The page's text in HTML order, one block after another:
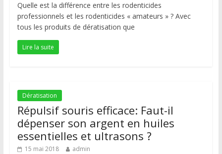
Quelle est la différence entre les rodenticides
professionnels et les rodenticides « amateurs » ? Avec
tous les produits de dératisation que
Lire la suite
Dératisation
Répulsif souris efficace: Faut-il
dépenser son argent en huiles
essentielles et ultrasons ?
15 mai 2018 admin